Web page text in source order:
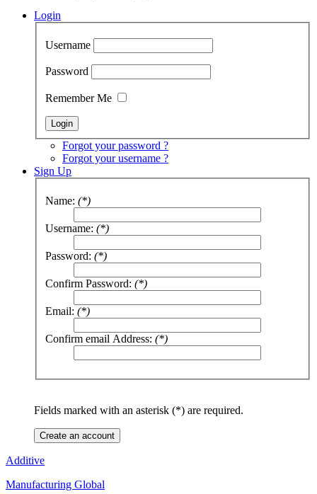
Login
Username
Password
Remember Me
Forgot your password ?
Forgot your username ?
Sign Up
Name: (*)
Username: (*)
Password: (*)
Confirm Password: (*)
Email: (*)
Confirm email Address: (*)
Fields marked with an asterisk (*) are required.
Create an account
Additive
Manufacturing Global